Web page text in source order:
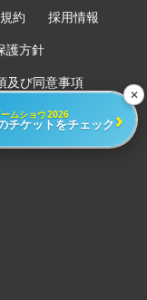
約 採用情報
護方針
及び同意事項
て
Inc.
✕
ムショウ2026
チケットをチェック ›